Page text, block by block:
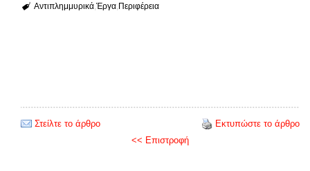
Αντιπλημμυρικά Έργα Περιφέρεια
Στείλτε το άρθρο
Εκτυπώστε το άρθρο
<< Επιστροφή